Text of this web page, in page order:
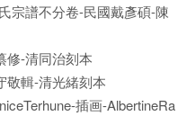
宗譜不分卷-民國戴彥碩-陳
修-清同治刻本
敬輯-清光緒刻本
插画-AlbertineRa